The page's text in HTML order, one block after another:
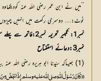
’’میں نے ابن عمر رضی اللہ عنہ
نوٹ:… دوسری رکعت میں انہیں چیزوں
نمبر1: تکبیر تحریمہ نمبر2:فاتحہ سے پہلے سکوت
نمبر3:دعائے استفتاح
(1) جیساکہ سیّدنا ابو ہریرہ رضی اللہ عنہ بیان کرتے ہیں کہ:
(( کَانَ رَسُوْلُ اللّٰہِ صلي اللّٰه عليه وسلم إِذَا نَہَضَ